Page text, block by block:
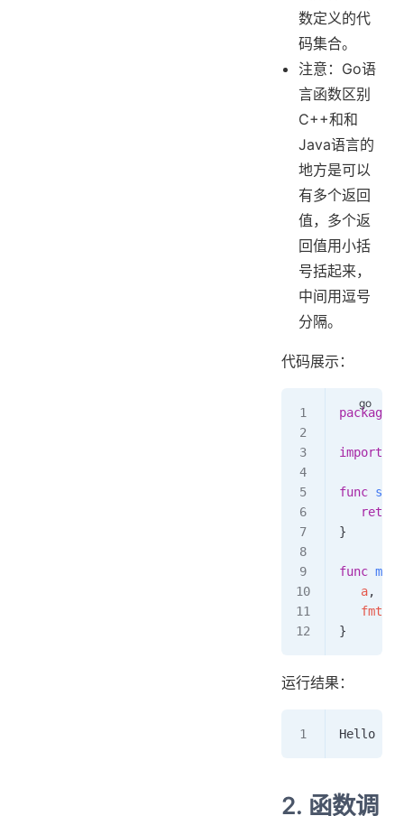
数定义的代
码集合。
注意：Go语
言函数区别
C++和和
Java语言的
地方是可以
有多个返回
值，多个返
回值用小括
号括起来，
中间用逗号
分隔。
代码展示：
package
import
func swap
   return
}
func main
   a
,
   fmt
}
运行结果：
Hello
2. 函数调